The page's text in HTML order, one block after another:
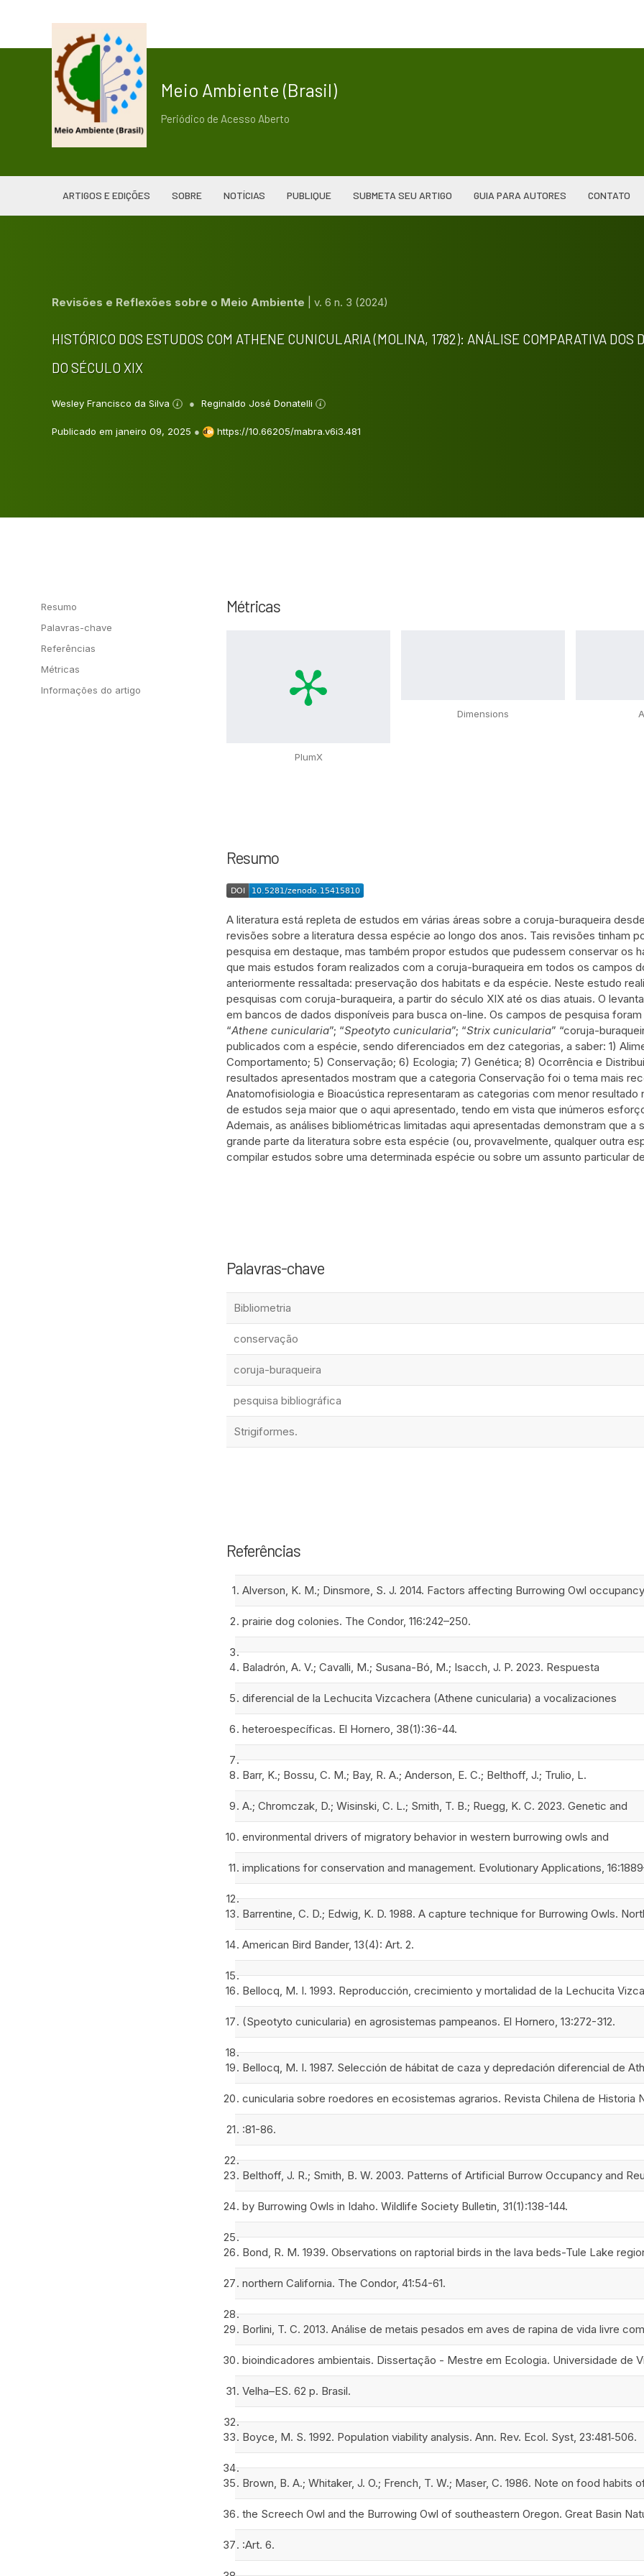
Meio Ambiente (Brasil)
Periódico de Acesso Aberto
ARTIGOS E EDIÇÕES SOBRE NOTÍCIAS PUBLIQUE SUBMETA SEU ARTIGO GUIA PARA AUTORES CONTATO
Revisões e Reflexões sobre o Meio Ambiente v. 6 n. 3 (2024)
HISTÓRICO DOS ESTUDOS COM ATHENE CUNICULARIA (MOLINA, 1782): ANÁLISE COMPARATIVA DOS
DO SÉCULO XIX
Wesley Francisco da Silva Reginaldo José Donatelli
Publicado em janeiro 09, 2025 ● https://10.66205/mabra.v6i3.481
Resumo
Palavras-chave
Referências
Métricas
Informações do artigo
Métricas
PlumX
Dimensions
Resumo
A literatura está repleta de estudos em várias áreas sobre a coruja-buraqueira
revisões sobre a literatura dessa espécie ao longo dos anos. Tais revisões tinham
pesquisa em destaque, mas também propor estudos que pudessem conservar os
que mais estudos foram realizados com a coruja-buraqueira em todos os campos
anteriormente ressaltada: preservação dos habitats e da espécie. Neste estudo
pesquisas com coruja-buraqueira, a partir do século XIX até os dias atuais. O
em bancos de dados disponíveis para busca on-line. Os campos de pesquisa
“Athene cunicularia”; “Speotyto cunicularia”; “Strix cunicularia” “coruja-
publicados com a espécie, sendo diferenciados em dez categorias, a saber: 1)
Comportamento; 5) Conservação; 6) Ecologia; 7) Genética; 8) Ocorrência e
resultados apresentados mostram que a categoria Conservação foi o tema mais
Anatomofisiologia e Bioacústica representaram as categorias com menor
de estudos seja maior que o aqui apresentado, tendo em vista que inúmeros
Ademais, as análises bibliométricas limitadas aqui apresentadas demonstram que
grande parte da literatura sobre esta espécie (ou, provavelmente, qualquer outra
compilar estudos sobre uma determinada espécie ou sobre um assunto particular
Palavras-chave
Bibliometria
conservação
coruja-buraqueira
pesquisa bibliográfica
Strigiformes.
Referências
Alverson, K. M.; Dinsmore, S. J. 2014. Factors affecting Burrowing Owl
prairie dog colonies. The Condor, 116:242–250.
Baladrón, A. V.; Cavalli, M.; Susana-Bó, M.; Isacch, J. P. 2023. Respuesta
diferencial de la Lechucita Vizcachera (Athene cunicularia) a vocalizaciones
heteroespecíficas. El Hornero, 38(1):36-44.
Barr, K.; Bossu, C. M.; Bay, R. A.; Anderson, E. C.; Belthoff, J.; Trulio, L.
A.; Chromczak, D.; Wisinski, C. L.; Smith, T. B.; Ruegg, K. C. 2023. Genetic and
environmental drivers of migratory behavior in western burrowing owls and
implications for conservation and management. Evolutionary Applications,
Barrentine, C. D.; Edwig, K. D. 1988. A capture technique for Burrowing Owls.
American Bird Bander, 13(4): Art. 2.
Bellocq, M. I. 1993. Reproducción, crecimiento y mortalidad de la Lechucita
(Speotyto cunicularia) en agrosistemas pampeanos. El Hornero, 13:272-312.
Bellocq, M. I. 1987. Selección de hábitat de caza y depredación diferencial de
cunicularia sobre roedores en ecosistemas agrarios. Revista Chilena de Historia
:81-86.
Belthoff, J. R.; Smith, B. W. 2003. Patterns of Artificial Burrow Occupancy and
by Burrowing Owls in Idaho. Wildlife Society Bulletin, 31(1):138-144.
Bond, R. M. 1939. Observations on raptorial birds in the lava beds-Tule Lake
northern California. The Condor, 41:54-61.
Borlini, T. C. 2013. Análise de metais pesados em aves de rapina de vida livre
bioindicadores ambientais. Dissertação - Mestre em Ecologia. Universidade de
Velha–ES. 62 p. Brasil.
Boyce, M. S. 1992. Population viability analysis. Ann. Rev. Ecol. Syst, 23:481‐506.
Brown, B. A.; Whitaker, J. O.; French, T. W.; Maser, C. 1986. Note on food habits
the Screech Owl and the Burrowing Owl of southeastern Oregon. Great Basin
:Art. 6.